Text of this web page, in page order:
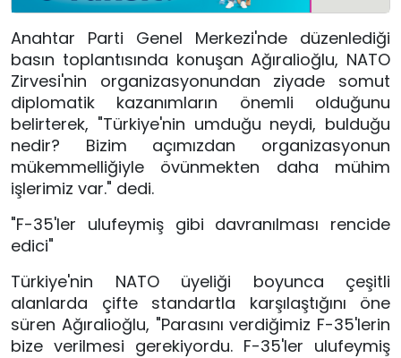
Anahtar Parti Genel Merkezi'nde düzenlediği
basın toplantısında konuşan Ağıralioğlu, NATO
Zirvesi'nin organizasyonundan ziyade somut
diplomatik kazanımların önemli olduğunu
belirterek, "Türkiye'nin umduğu neydi, bulduğu
nedir? Bizim açımızdan organizasyonun
mükemmelliğiyle övünmekten daha mühim
işlerimiz var." dedi.
"F-35'ler ulufeymiş gibi davranılması rencide
edici"
Türkiye'nin NATO üyeliği boyunca çeşitli
alanlarda çifte standartla karşılaştığını öne
süren Ağıralioğlu, "Parasını verdiğimiz F-35'lerin
bize verilmesi gerekiyordu. F-35'ler ulufeymiş